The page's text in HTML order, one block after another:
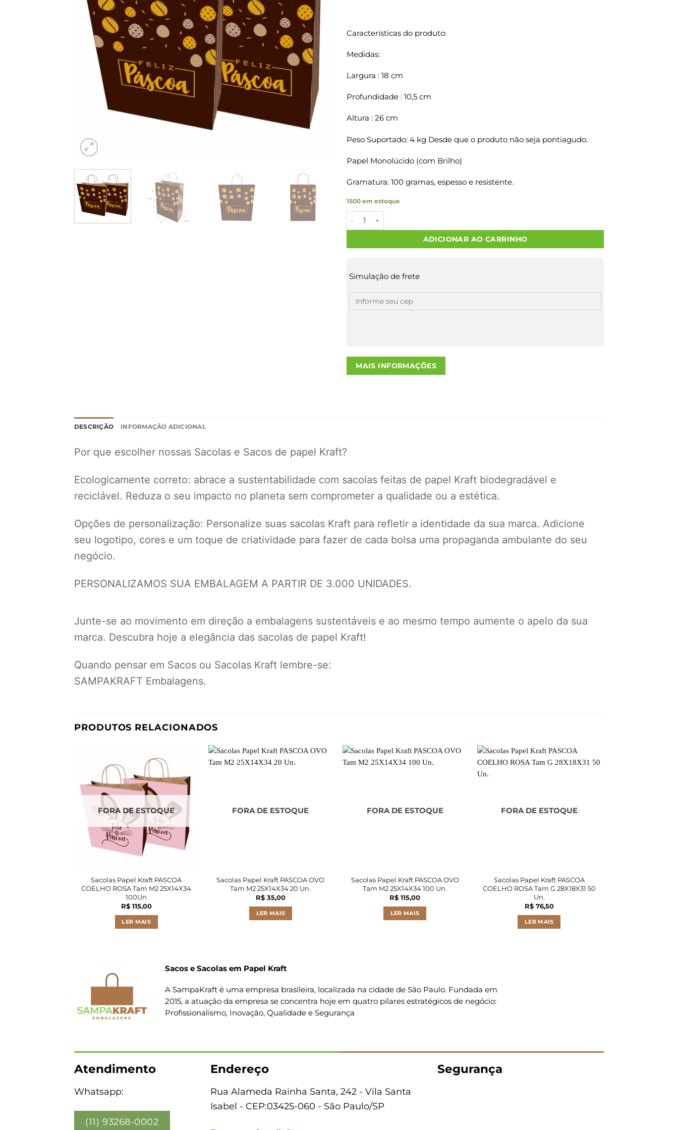
Características do produto:
Medidas:
Largura : 18 cm
Profundidade : 10,5 cm
Altura : 26 cm
Peso Suportado: 4 kg Desde que o produto não seja pontiagudo.
Papel Monolúcido (com Brilho)
Gramatura: 100 gramas, espesso e resistente.
1500 em estoque
Sacolas Papel Kraft PASCOA OVO Tam P 18X10,5X26 50 Un. quantidade
ADICIONAR AO CARRINHO
Simulação de frete
MAIS INFORMAÇÕES
DESCRIÇÃO INFORMAÇÃO ADICIONAL
Por que escolher nossas Sacolas e Sacos de papel Kraft?
Ecologicamente correto: abrace a sustentabilidade com sacolas feitas de papel Kraft biodegradável e
reciclável. Reduza o seu impacto no planeta sem comprometer a qualidade ou a estética.
Opções de personalização: Personalize suas sacolas Kraft para refletir a identidade da sua marca. Adicione
seu logotipo, cores e um toque de criatividade para fazer de cada bolsa uma propaganda ambulante do seu
negócio.
PERSONALIZAMOS SUA EMBALAGEM A PARTIR DE 3.000 UNIDADES.
Junte-se ao movimento em direção a embalagens sustentáveis e ao mesmo tempo aumente o apelo da sua
marca. Descubra hoje a elegância das sacolas de papel Kraft!
Quando pensar em Sacos ou Sacolas Kraft lembre-se:
SAMPAKRAFT Embalagens.
PRODUTOS RELACIONADOS
FORA DE ESTOQUE
Sacolas Papel Kraft PASCOA
COELHO ROSA Tam M2 25X14X34
100Un
R$115,00
LER MAIS
FORA DE ESTOQUE
Sacolas Papel Kraft PASCOA OVO
Tam M2 25X14X34 20 Un.
R$35,00
LER MAIS
FORA DE ESTOQUE
Sacolas Papel Kraft PASCOA OVO
Tam M2 25X14X34 100 Un.
R$ 115,00
LER MAIS
FORA DE ESTOQUE
Sacolas Papel Kraft PASCOA
COELHO ROSA Tam G 28X18X31 50
Un.
R$76,50
LER MAIS
Sacos e Sacolas em Papel Kraft
A SampaKraft é uma empresa brasileira, localizada na cidade de São Paulo. Fundada em
2015, a atuação da empresa se concentra hoje em quatro pilares estratégicos de negócio:
Profissionalismo, Inovação, Qualidade e Segurança
Atendimento
Whatsapp:
(11) 93268-0002
Endereço
Rua Alameda Rainha Santa, 242 - Vila Santa
Isabel - CEP:03425-060 - São Paulo/SP
Segurança